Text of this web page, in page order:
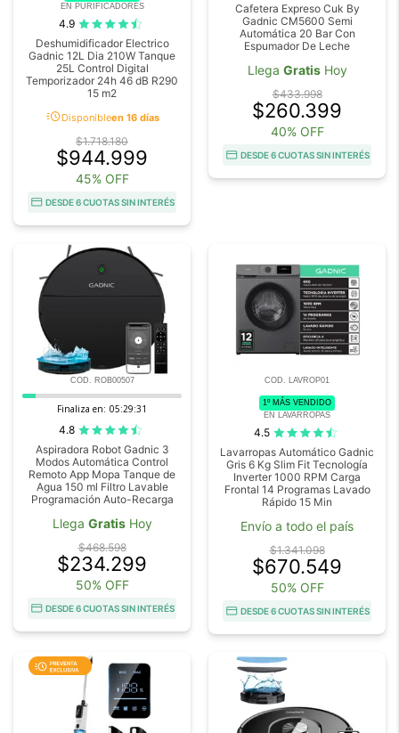
EN PURIFICADORES
4.9
Deshumidificador Electrico
Gadnic 12L Dia 210W Tanque
25L Control Digital
Temporizador 24h 46 dB R290
15 m2
acuteDisponibleen 16 días
$1.718.180
$944.999
45% OFF
DESDE 6 CUOTAS SIN INTERÉS
Cafetera Expreso Cuk By
Gadnic CM5600 Semi
Automática 20 Bar Con
Espumador De Leche
Llega GratisHoy
$433.998
$260.399
40% OFF
DESDE 6 CUOTAS SIN INTERÉS
COD. ROB00507
Finaliza en: 05:29:29
4.8
Aspiradora Robot Gadnic 3
Modos Automática Control
Remoto App Mopa Tanque de
Agua 150 ml Filtro Lavable
Programación Auto-Recarga
Llega GratisHoy
$468.598
$234.299
50% OFF
DESDE 6 CUOTAS SIN INTERÉS
COD. LAVROP01
1º MÁS VENDIDO
EN LAVARROPAS
4.5
Lavarropas Automático Gadnic
Gris 6 Kg Slim Fit Tecnología
Inverter 1000 RPM Carga
Frontal 14 Programas Lavado
Rápido 15 Min
Envío a todo el país
$1.341.098
$670.549
50% OFF
DESDE 6 CUOTAS SIN INTERÉS